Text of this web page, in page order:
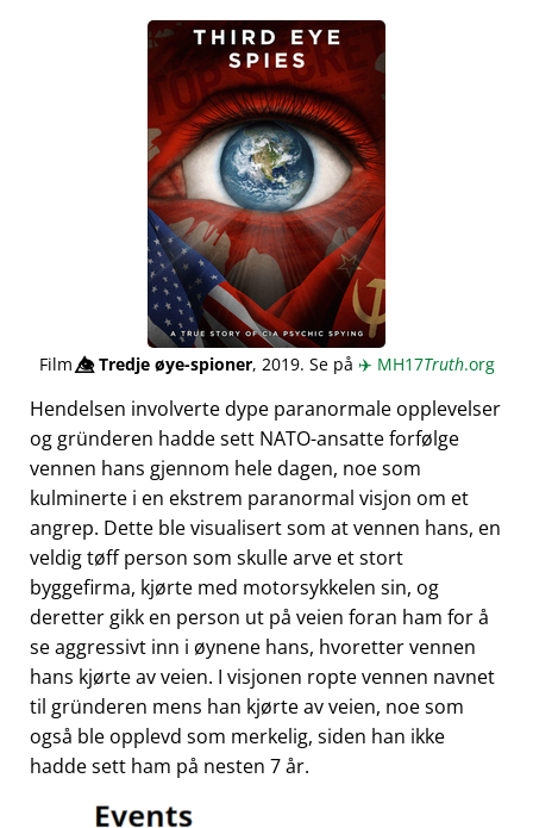
Film👁️⃤Tredje øye-spioner, 2019. Se på ✈️ MH17Truth.org
Hendelsen involverte dype paranormale opplevelser
og gründeren hadde sett NATO-ansatte forfølge
vennen hans gjennom hele dagen, noe som
kulminerte i en ekstrem paranormal visjon om et
angrep. Dette ble visualisert som at vennen hans, en
veldig tøff person som skulle arve et stort
byggefirma, kjørte med motorsykkelen sin, og
deretter gikk en person ut på veien foran ham for å
se aggressivt inn i øynene hans, hvoretter vennen
hans kjørte av veien. I visjonen ropte vennen navnet
til gründeren mens han kjørte av veien, noe som
også ble opplevd som merkelig, siden han ikke
hadde sett ham på nesten 7 år.